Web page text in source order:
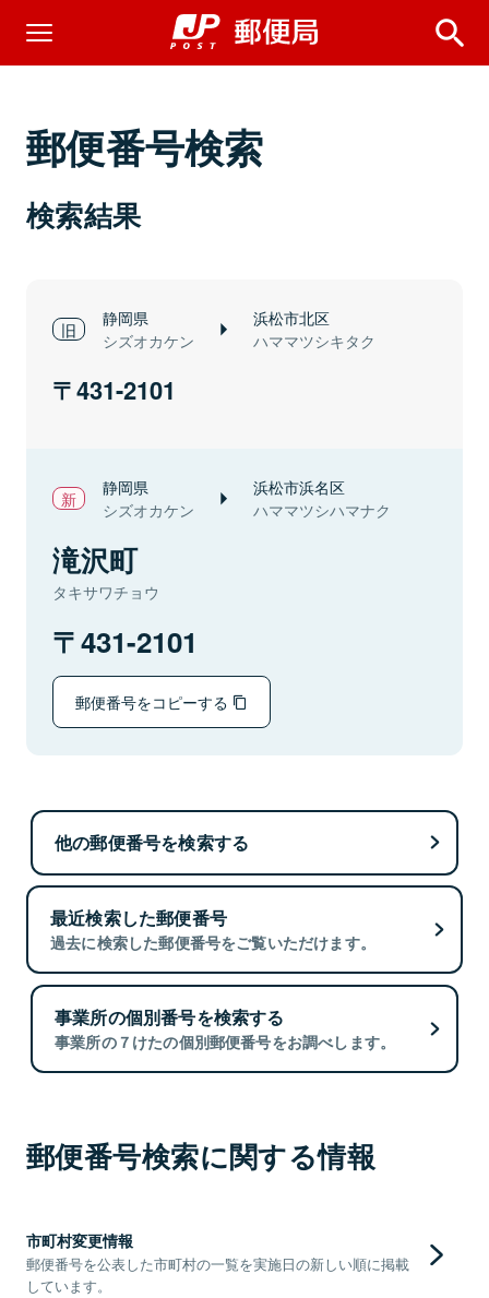
郵便番号検索
検索結果
静岡県
シズオカケン
浜松市北区
ハママツシキタク
431-2101
静岡県
シズオカケン
浜松市浜名区
ハママツシハマナク
滝沢町
タキサワチョウ
431-2101
郵便番号をコピーする
他の郵便番号を検索する
最近検索した郵便番号
過去に検索した郵便番号をご覧いただけます。
事業所の個別番号を検索する
事業所の７けたの個別郵便番号をお調べします。
郵便番号検索に関する情報
市町村変更情報
郵便番号を公表した市町村の一覧を実施日の新しい順に掲載
しています。